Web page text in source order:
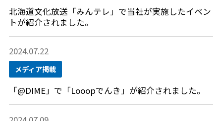
北海道文化放送「みんテレ」で当社が実施したイベン
トが紹介されました。
2024.07.22
メディア掲載
「@DIME」で「Looopでんき」が紹介されました。